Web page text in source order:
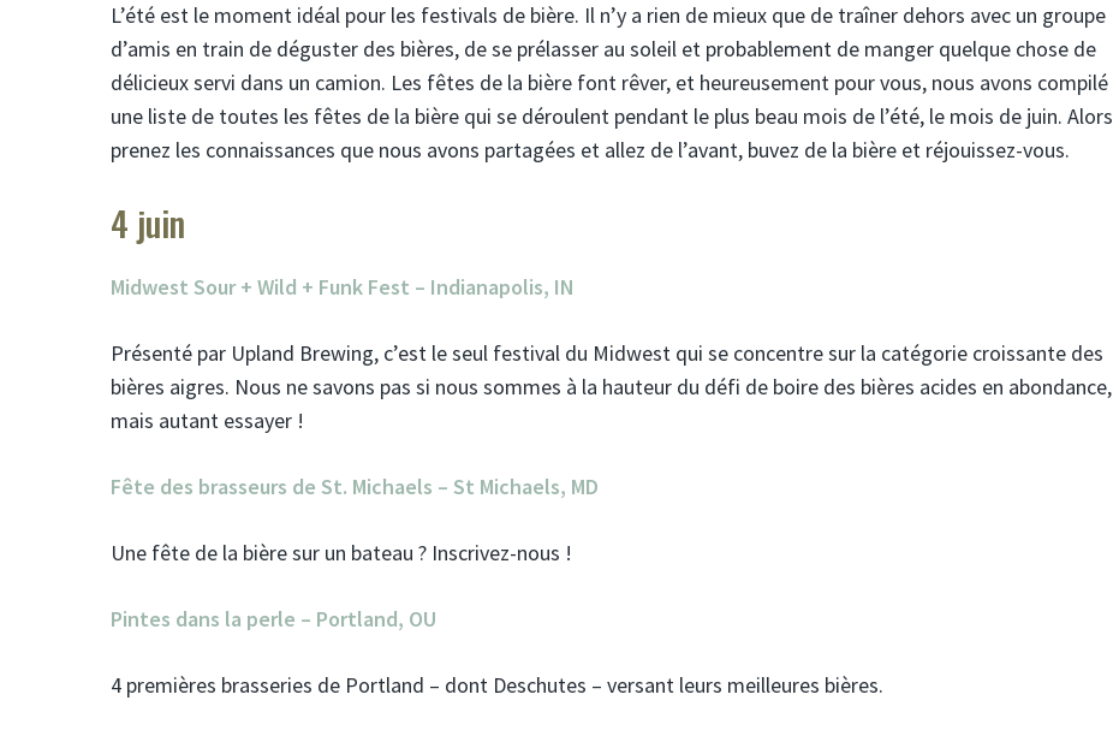
L’été est le moment idéal pour les festivals de bière. Il n’y a rien de mieux que de traîner dehors avec un groupe
d’amis en train de déguster des bières, de se prélasser au soleil et probablement de manger quelque chose de
délicieux servi dans un camion. Les fêtes de la bière font rêver, et heureusement pour vous, nous avons compilé
une liste de toutes les fêtes de la bière qui se déroulent pendant le plus beau mois de l’été, le mois de juin. Alors
prenez les connaissances que nous avons partagées et allez de l’avant, buvez de la bière et réjouissez-vous.
4 juin
Midwest Sour + Wild + Funk Fest – Indianapolis, IN
Présenté par Upland Brewing, c’est le seul festival du Midwest qui se concentre sur la catégorie croissante des
bières aigres. Nous ne savons pas si nous sommes à la hauteur du défi de boire des bières acides en abondance,
mais autant essayer !
Fête des brasseurs de St. Michaels – St Michaels, MD
Une fête de la bière sur un bateau ? Inscrivez-nous !
Pintes dans la perle – Portland, OU
4 premières brasseries de Portland – dont Deschutes – versant leurs meilleures bières.